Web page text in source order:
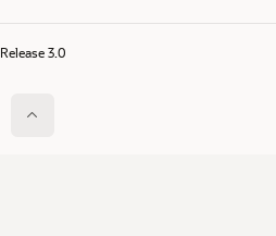
Release 3.0